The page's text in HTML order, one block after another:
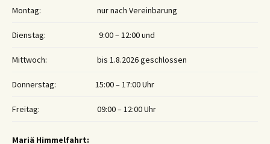
Montag: nur nach Vereinbarung
Dienstag: 9:00 – 12:00 und
Mittwoch: bis 1.8.2026 geschlossen
Donnerstag: 15:00 – 17:00 Uhr
Freitag: 09:00 – 12:00 Uhr
Mariä Himmelfahrt: